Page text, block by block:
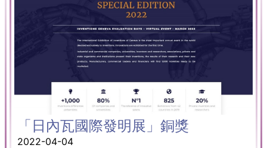
「日內瓦國際發明展」銅獎
2022-04-04